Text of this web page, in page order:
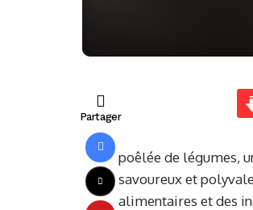
Partager
poêlée de légumes,
savoureux et
alimentaires et des